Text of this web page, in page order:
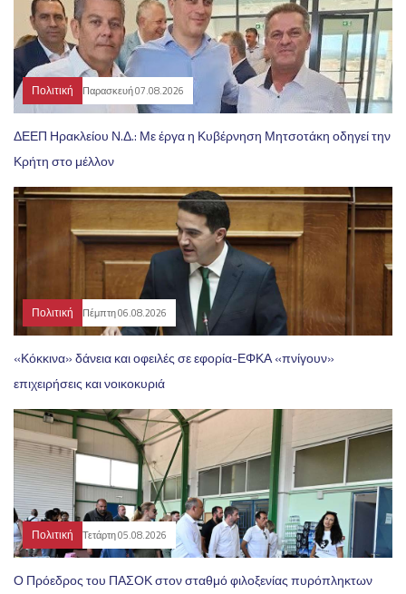
Πολιτική Παρασκευή 07.08.2026
ΔΕΕΠ Ηρακλείου Ν.Δ.: Με έργα η Κυβέρνηση Μητσοτάκη οδηγεί την
Κρήτη στο μέλλον
Πολιτική Πέμπτη 06.08.2026
«Κόκκινα» δάνεια και οφειλές σε εφορία-ΕΦΚΑ «πνίγουν»
επιχειρήσεις και νοικοκυριά
Πολιτική Τετάρτη 05.08.2026
Ο Πρόεδρος του ΠΑΣΟΚ στον σταθμό φιλοξενίας πυρόπληκτων